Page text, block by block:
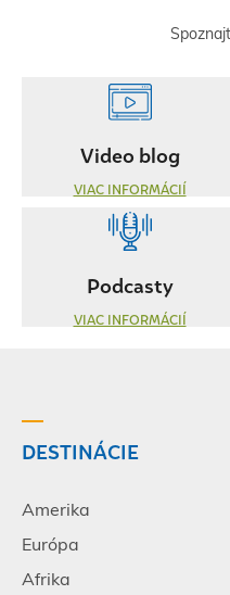
Video blog
VIAC INFORMÁCIÍ
Podcasty
VIAC INFORMÁCIÍ
DESTINÁCIE
Amerika
Európa
Afrika